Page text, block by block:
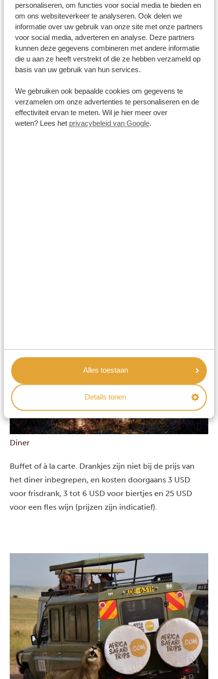
personaliseren, om functies voor social media te bieden en
om ons websiteverkeer te analyseren. Ook delen we
informatie over uw gebruik van onze site met onze partners
voor social media, adverteren en analyse. Deze partners
kunnen deze gegevens combineren met andere informatie
die u aan ze heeft verstrekt of die ze hebben verzameld op
basis van uw gebruik van hun services.
We gebruiken ook bepaalde cookies om gegevens te
verzamelen om onze advertenties te personaliseren en de
effectiviteit ervan te meten. Wil je hier meer over
weten? Lees het privacybeleid van Google.
Alles toestaan
Details tonen
Ontbijtbuffet en koffie, thee, sap en water.
Diner
Buffet of à la carte. Drankjes zijn niet bij de prijs van
het diner inbegrepen, en kosten doorgaans 3 USD
voor frisdrank, 3 tot 6 USD voor biertjes en 25 USD
voor een fles wijn (prijzen zijn indicatief).